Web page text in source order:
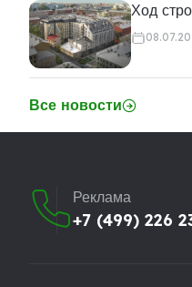
Ход
Все новости
Реклама
+7 (499) 226